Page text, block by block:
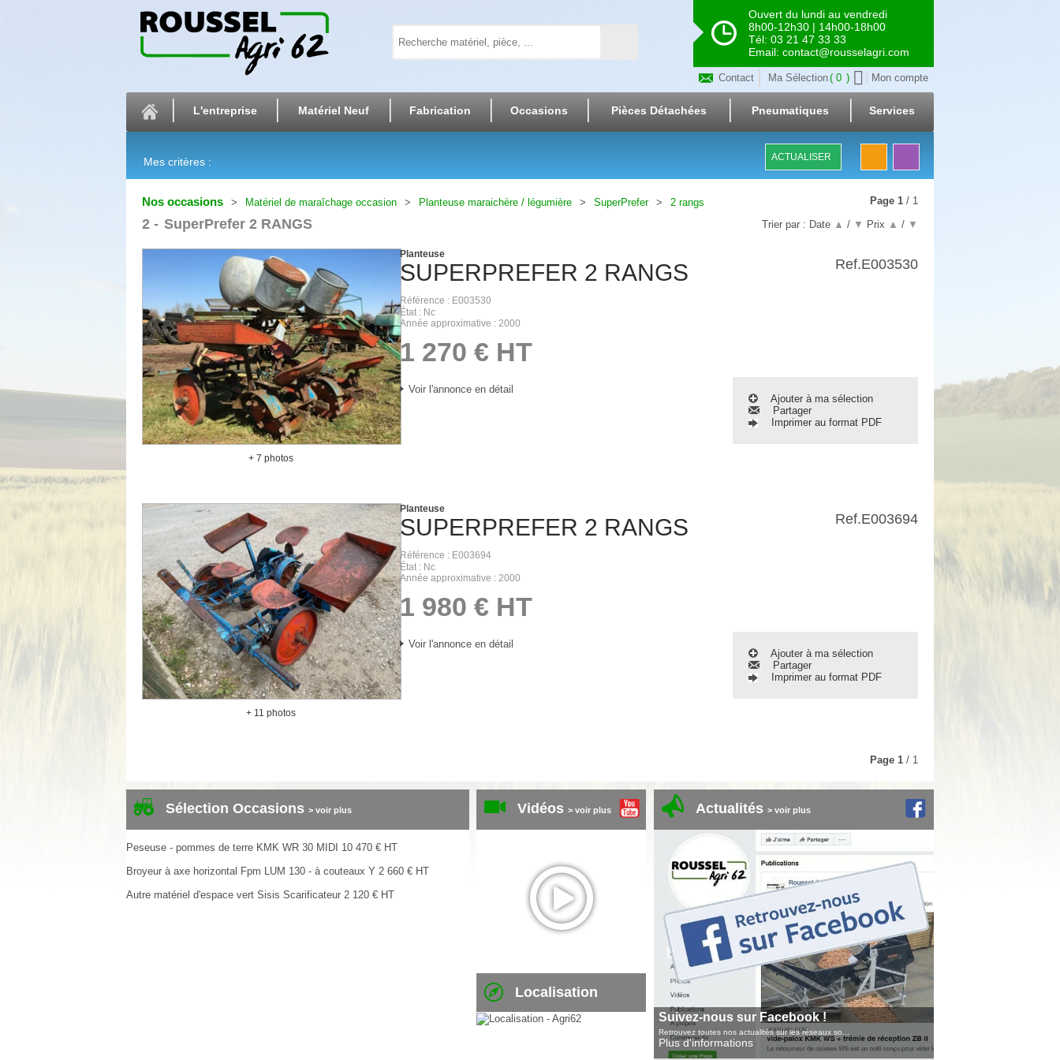
Ouvert du lundi au vendredi
8h00-12h30 | 14h00-18h00
Tél: 03 21 47 33 33
Email: contact@rousselagri.com
Contact Ma Sélection 0 Mon compte
L'entreprise Matériel Neuf Fabrication Occasions Pièces Détachées Pneumatiques Services
Mes critères : ACTUALISER
Nos occasions Matériel de maraîchage occasion Planteuse maraichère / légumière SuperPrefer 2 rangs
2 SuperPrefer 2 RANGS Trier par : Date ▲ / ▼ Prix ▲ / ▼
Page 1 / 1
+ 7 photos
SUPERPREFER 2 RANGS
Planteuse
Référence
E003530
État
Nc
Année approximative
2000
1 270 € HT
Voir l'annonce en détail
Ref.E003530
Ajouter à ma sélection
Partager
Imprimer au format PDF
+ 11 photos
SUPERPREFER 2 RANGS
Planteuse
Référence
E003694
État
Nc
Année approximative
2000
1 980 € HT
Voir l'annonce en détail
Ref.E003694
Ajouter à ma sélection
Partager
Imprimer au format PDF
Page 1 / 1
Sélection Occasions > voir plus
Peseuse - pommes de terre KMK WR 30 MIDI 10 470 € HT
Broyeur à axe horizontal Fpm LUM 130 - à couteaux Y 2 660 € HT
Autre matériel d'espace vert Sisis Scarificateur 2 120 € HT
Vidéos > voir plus
Localisation
Actualités > voir plus
Suivez-nous sur Facebook !
Retrouvez toutes nos actualités sur les réseaux so...
Plus d'informations